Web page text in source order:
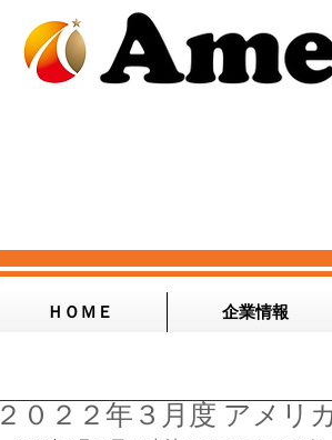
ＨＯＭＥ 企業情報
２０２２年３月度 アメリ